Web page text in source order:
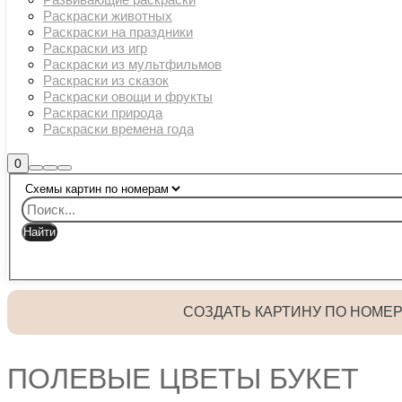
Раскраски животных
Раскраски на праздники
Раскраски из игр
Раскраски из мультфильмов
Раскраски из сказок
Раскраски овощи и фрукты
Раскраски природа
Раскраски времена года
0Боковая
панель
магазина
Найти
Больше
информации
Главное
меню
СОЗДАТЬ КАРТИНУ ПО
ПОЛЕВЫЕ ЦВЕТЫ БУКЕТ